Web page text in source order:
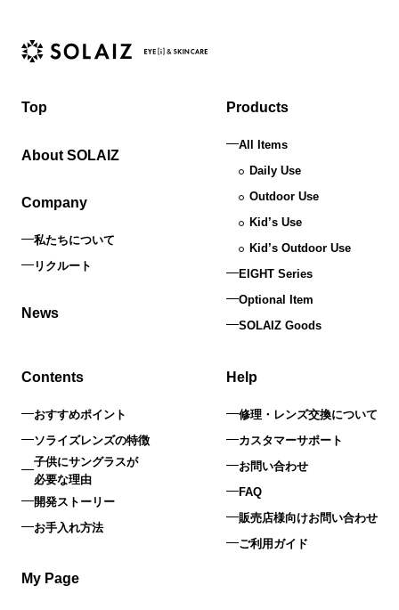
Top
About SOLAIZ
Company
私たちについて
リクルート
News
Products
All Items
Daily Use
Outdoor Use
Kid’s Use
Kid’s Outdoor Use
EIGHT Series
Optional Item
SOLAIZ Goods
Contents
おすすめポイント
ソライズレンズの特徴
子供にサングラスが
必要な理由
開発ストーリー
お手入れ方法
Help
修理・レンズ交換について
カスタマーサポート
お問い合わせ
FAQ
販売店様向けお問い合わせ
ご利用ガイド
My Page